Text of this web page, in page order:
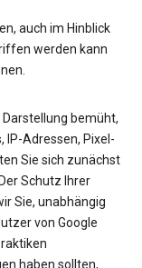
auch im Hinblick
werden kann
bemüht,
IP-Adressen, Pixel-
Sie sich zunächst
Schutz Ihrer
Sie, unabhängig
von Google
haben sollten,